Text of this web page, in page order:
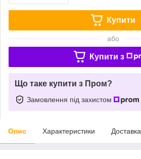
Купити
або
Купити з
Що таке купити з Пром?
Замовлення під захистом
Опис Характеристики Доставка